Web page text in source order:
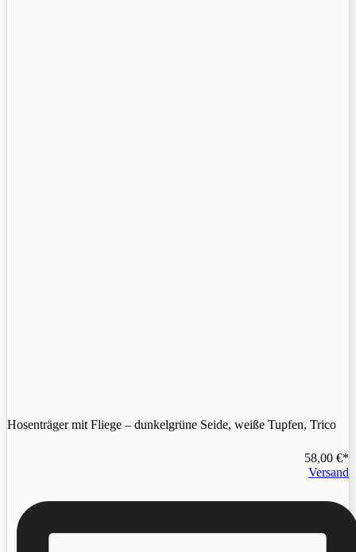
Hosenträger mit Fliege – dunkelgrüne Seide, weiße Tupfen, Trico
58,00 €
Versand